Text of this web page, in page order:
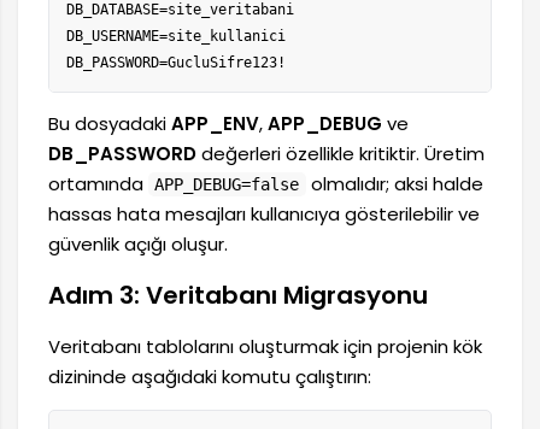
DB_DATABASE=site_veritabani
DB_USERNAME=site_kullanici
DB_PASSWORD=GucluSifre123!
Bu dosyadakiAPP_ENV,APP_DEBUG ve
DB_PASSWORDdeğerleri özellikle kritiktir. Üretim
ortamında APP_DEBUG=false
olmalıdır; aksi halde
hassas hata mesajları kullanıcıya gösterilebilir ve
güvenlik açığı oluşur.
Adım 3: Veritabanı Migrasyonu
Veritabanı tablolarını oluşturmak için projenin kök
dizininde aşağıdaki komutu çalıştırın: